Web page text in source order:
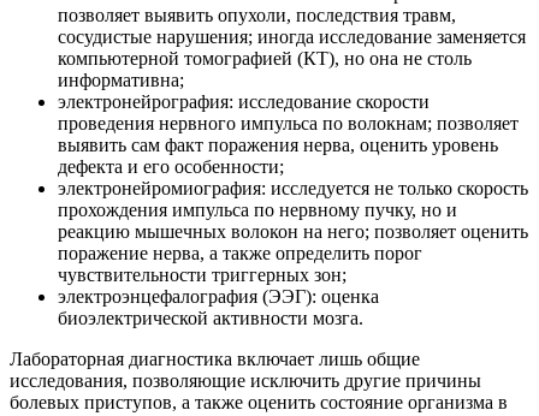
позволяет выявить опухоли, последствия травм,
сосудистые нарушения; иногда исследование заменяется
компьютерной томографией (КТ), но она не столь
информативна;
электронейрография: исследование скорости
проведения нервного импульса по волокнам; позволяет
выявить сам факт поражения нерва, оценить уровень
дефекта и его особенности;
электронейромиография: исследуется не только скорость
прохождения импульса по нервному пучку, но и
реакцию мышечных волокон на него; позволяет оценить
поражение нерва, а также определить порог
чувствительности триггерных зон;
электроэнцефалография (ЭЭГ): оценка
биоэлектрической активности мозга.
Лабораторная диагностика включает лишь общие
исследования, позволяющие исключить другие причины
болевых приступов, а также оценить состояние организма в